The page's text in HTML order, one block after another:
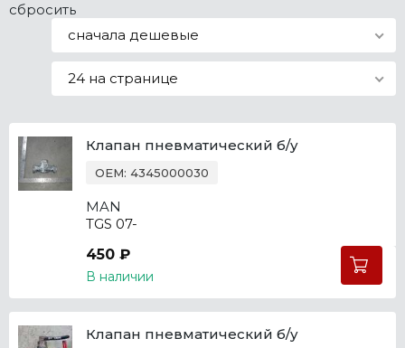
сбросить
сначала дешевые
24 на странице
Клапан пневматический б/у
OEM: 4345000030
MAN
TGS 07-
450 ₽
В наличии
Клапан пневматический б/у